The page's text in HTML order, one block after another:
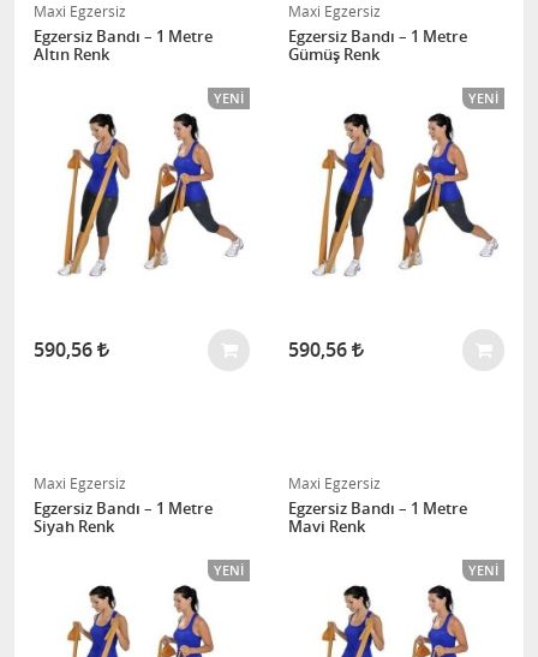
Maxi Egzersiz
Egzersiz Bandı – 1 Metre
Altın Renk
YENI
590,56
Maxi Egzersiz
Egzersiz Bandı – 1 Metre
Gümüş Renk
YENI
590,56
Maxi Egzersiz
Egzersiz Bandı – 1 Metre
Siyah Renk
YENI
Maxi Egzersiz
Egzersiz Bandı – 1 Metre
Mavi Renk
YENI